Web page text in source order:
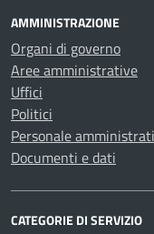
AMMINISTRAZIONE
Organi di governo
Aree amministrative
Uffici
Politici
Personale
Documenti e dati
CATEGORIE DI SERVIZIO